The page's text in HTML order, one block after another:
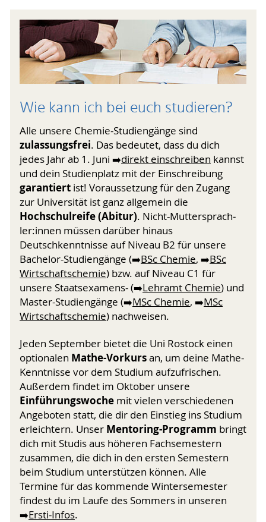
Wie kann ich bei euch studieren?
Alle unsere Chemie-Studiengänge sind
zulassungsfrei. Das bedeutet, dass du dich
jedes Jahr ab 1. Juni ➡️direkt einschreiben kannst
und dein Studien­platz mit der Einschreibung
garantiert ist! Voraussetzung für den Zugang
zur Universität ist ganz allgemein die
Hochschulreife (Abitur). Nicht-Mutter­sprach­
ler:innen müssen darüber hinaus
Deutschkenntnisse auf Niveau B2 für unsere
Bachelor-Studiengänge (➡️BSc Chemie, ➡️BSc
Wirt­schafts­chemie) bzw. auf Niveau C1 für
unsere Staatsexamens- (➡️Lehramt Chemie) und
Master-Studiengänge (➡️MSc Chemie, ➡️MSc
Wirt­schaftschemie) nachweisen.
Jeden September bietet die Uni Rostock einen
optionalen Mathe-Vorkursan, um deine Mathe-
Kenntnisse vor dem Studium aufzufrischen.
Außerdem findet im Oktober unsere
Einführungswoche mit vielen verschiedenen
Angeboten statt, die dir den Einstieg ins Studium
erleichtern. Unser Mentoring-Programm bringt
dich mit Studis aus höheren Fachsemestern
zusammen, die dich in den ersten Semestern
beim Studium unterstützen können. Alle
Termine für das kommende Winter­semester
findest du im Laufe des Sommers in unseren
➡️Ersti-Infos.